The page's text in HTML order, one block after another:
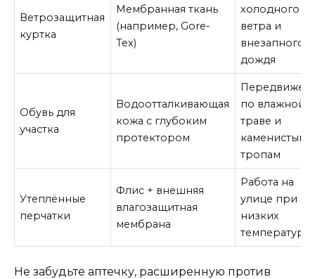
Ветрозащитная
куртка
Мембранная ткань
(например, Gore-
Tex)
холодного
ветра и
внезапного
дождя
Обувь для
участка
Водоотталкивающая
кожа с глубоким
протектором
по влажной
траве и
каменистым
тропам
Утеплённые
перчатки
Флис + внешняя
влагозащитная
мембрана
Работа на
улице при
низких
Не забудьте аптечку, расширенную против